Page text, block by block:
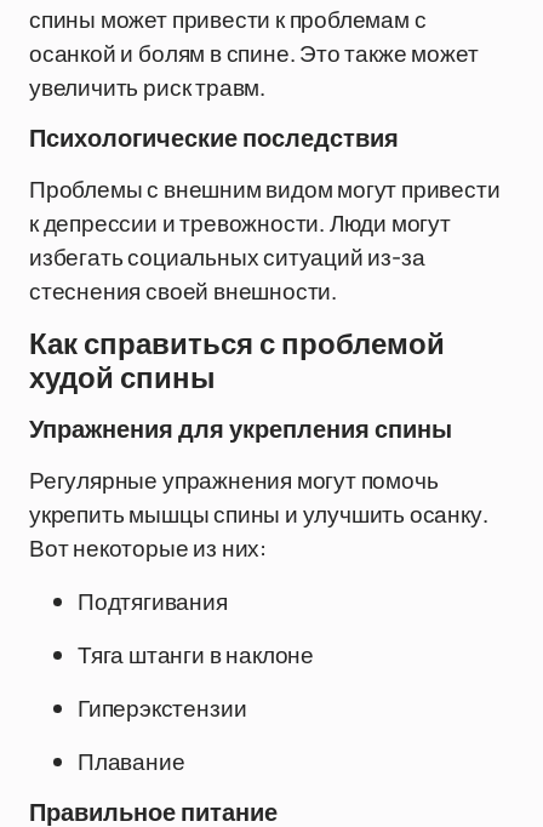
спины может привести к проблемам с
осанкой и болям в спине. Это также может
увеличить риск травм.
Психологические последствия
Проблемы с внешним видом могут привести
к депрессии и тревожности. Люди могут
избегать социальных ситуаций из-за
стеснения своей внешности.
Как справиться с проблемой
худой спины
Упражнения для укрепления спины
Регулярные упражнения могут помочь
укрепить мышцы спины и улучшить осанку.
Вот некоторые из них:
Подтягивания
Тяга штанги в наклоне
Гиперэкстензии
Плавание
Правильное питание